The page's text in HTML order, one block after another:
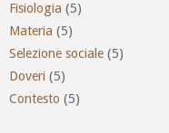
Fisiologia (5)
Materia (5)
Selezione sociale (5)
Doveri (5)
Contesto (5)